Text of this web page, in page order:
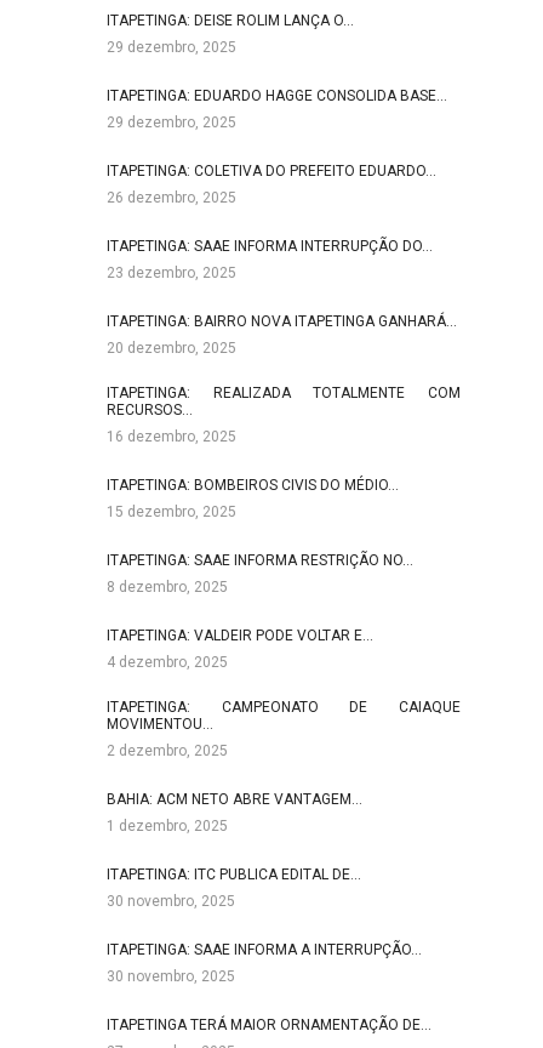
ITAPETINGA: DEISE ROLIM LANÇA O…
29 dezembro, 2025
ITAPETINGA: EDUARDO HAGGE CONSOLIDA BASE…
29 dezembro, 2025
ITAPETINGA: COLETIVA DO PREFEITO EDUARDO…
26 dezembro, 2025
ITAPETINGA: SAAE INFORMA INTERRUPÇÃO DO…
23 dezembro, 2025
ITAPETINGA: BAIRRO NOVA ITAPETINGA GANHARÁ…
20 dezembro, 2025
ITAPETINGA: REALIZADA TOTALMENTE COM
RECURSOS…
16 dezembro, 2025
ITAPETINGA: BOMBEIROS CIVIS DO MÉDIO…
15 dezembro, 2025
ITAPETINGA: SAAE INFORMA RESTRIÇÃO NO…
8 dezembro, 2025
ITAPETINGA: VALDEIR PODE VOLTAR E…
4 dezembro, 2025
ITAPETINGA: CAMPEONATO DE CAIAQUE
MOVIMENTOU…
2 dezembro, 2025
BAHIA: ACM NETO ABRE VANTAGEM…
1 dezembro, 2025
ITAPETINGA: ITC PUBLICA EDITAL DE…
30 novembro, 2025
ITAPETINGA: SAAE INFORMA A INTERRUPÇÃO…
30 novembro, 2025
ITAPETINGA TERÁ MAIOR ORNAMENTAÇÃO DE…